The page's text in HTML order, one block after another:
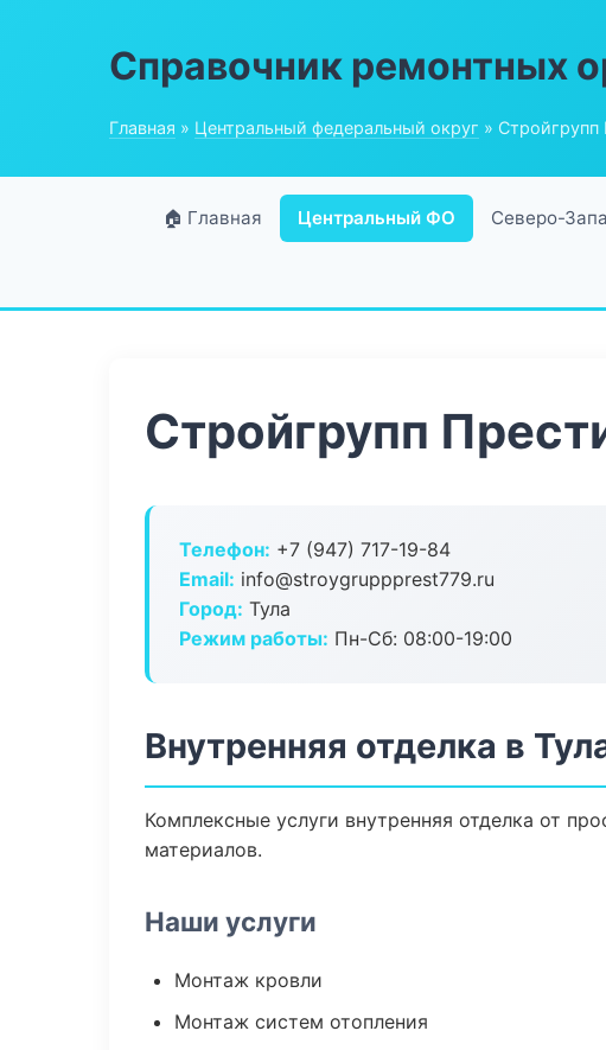
Справочник ремонтных
Главная » Центральный федеральный округ »
🏠 Главная Центральный ФО Северо-
Стройгрупп
Телефон: +7 (947) 717-19-84
Email: info@stroygruppprest779.ru
Город: Тула
Режим работы: Пн-Сб: 08:00-19:00
Внутренняя отделка в
Комплексные услуги внутренняя отделка от
материалов.
Наши услуги
Монтаж кровли
Монтаж систем отопления